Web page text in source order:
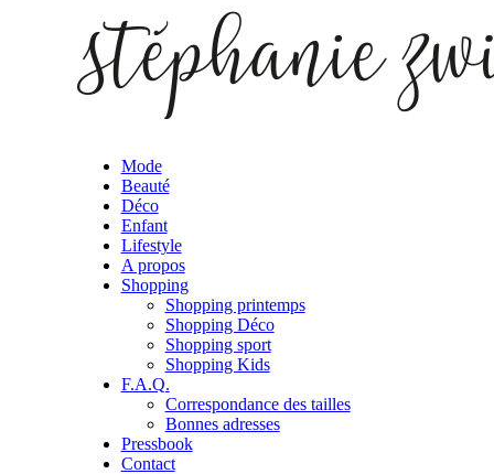
Mode
Beauté
Déco
Enfant
Lifestyle
A propos
Shopping
Shopping printemps
Shopping Déco
Shopping sport
Shopping Kids
F.A.Q.
Correspondance des tailles
Bonnes adresses
Pressbook
Contact